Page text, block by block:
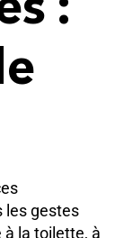
:
les gestes
la toilette, à